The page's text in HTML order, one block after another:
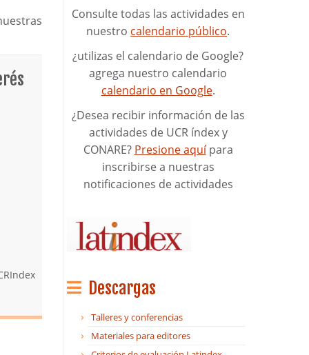
Consulte todas las actividades en
nuestro calendario público.
¿utilizas el calendario de Google?
agrega nuestro calendario
calendario en Google.
¿Desea recibir información de las
actividades de UCR índex y
CONARE? Presione aquípara
inscribirse a nuestras
notificaciones de actividades
Descargas
Talleres y conferencias
Materiales para editores